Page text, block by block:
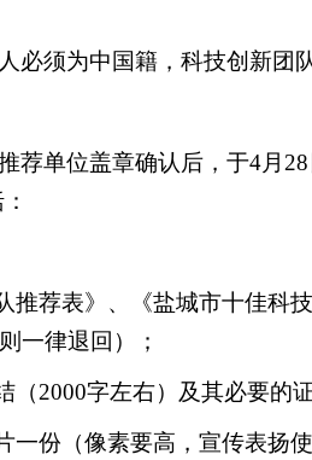
必须为中国籍，科技创新团
荐单位盖章确认后，于4月 28
推荐表》、《盐城市十佳
一律退回）；
（2000字左右）及其必要的
份（像素要高，宣传表扬使